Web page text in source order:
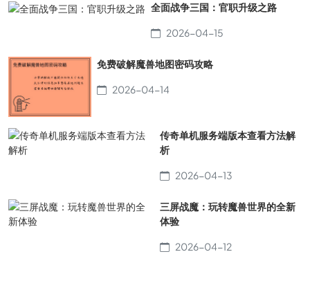
全面战争三国：官职升级之路
2026-04-15
免费破解魔兽地图密码攻略
2026-04-14
传奇单机服务端版本查看方法解
析
2026-04-13
三屏战魔：玩转魔兽世界的全新
体验
2026-04-12